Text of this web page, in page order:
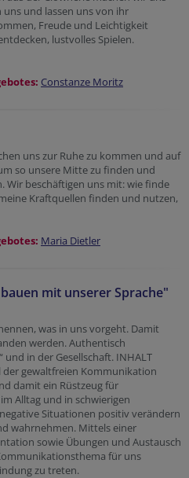
uns und lassen uns von ihr
Freude und Leichtigkeit
lustvolles Spielen.
Constanze Moritz
uns zur Ruhe zu kommen und auf
so unsere Mitte zu finden und
Wir beschäftigen uns mit: wie finde
Kraftquellen finden und nutzen,
Maria Dietler
mit unserer Sprache"
was in uns vorgeht. Damit
werden. Authentisch
und in der Gesellschaft. INHALT
der gewaltfreien Kommunikation
damit ein Rüstzeug für
Alltag und in schwierigen
Situationen positiv verändern
wahrnehmen. Mittels einer
sowie Übungen und Austausch
für uns
zu treten.